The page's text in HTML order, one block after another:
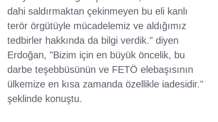
dahi saldırmaktan çekinmeyen bu eli kanlı
terör örgütüyle mücadelemiz ve aldığımız
tedbirler hakkında da bilgi verdik." diyen
Erdoğan, "Bizim için en büyük öncelik, bu
darbe teşebbüsünün ve FETÖ elebaşısının
ülkemize en kısa zamanda özellikle iadesidir."
şeklinde konuştu.